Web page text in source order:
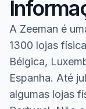
A Zeeman é
1300 lojas
Bélgica,
Espanha. Até
algumas lojas